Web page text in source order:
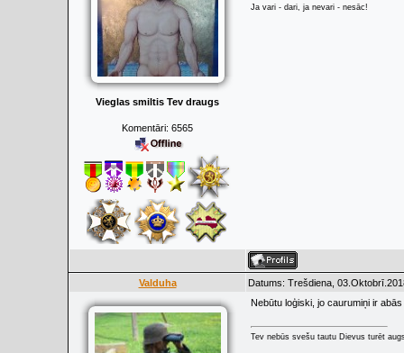
Vieglas smiltis Tev draugs
Komentāri: 6565
Ja vari - dari, ja nevari - nesāc!
Valduha Datums: Trešdiena,
Nebūtu loģiski, jo caurumiņi ir
Tev nebūs svešu tautu Dievus turēt